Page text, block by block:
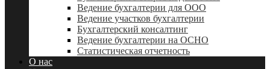
Ведение бухгалтерии для ООО
Ведение участков бухгалтерии
Бухгалтерский консалтинг
Ведение бухгалтерии на ОСНО
Статистическая отчетность
О нас